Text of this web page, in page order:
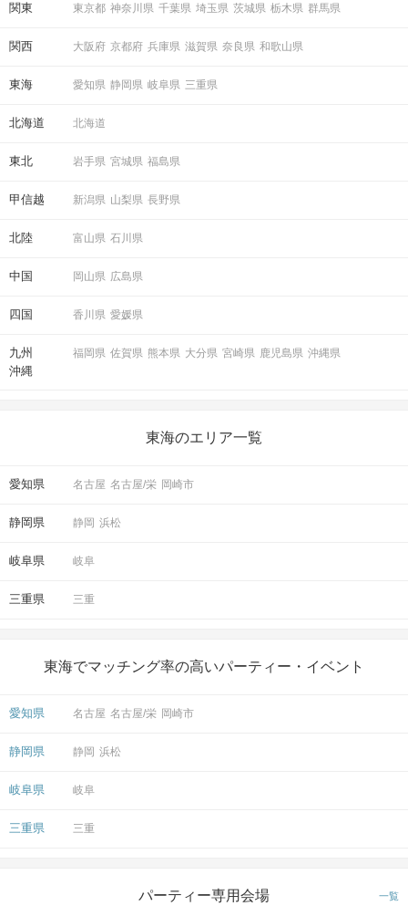
関東 東京都 神奈川県 千葉県 埼玉県 茨城県 栃木県 群馬県
関西 大阪府 京都府 兵庫県 滋賀県 奈良県 和歌山県
東海 愛知県 静岡県 岐阜県 三重県
北海道 北海道
東北 岩手県 宮城県 福島県
甲信越 新潟県 山梨県 長野県
北陸 富山県 石川県
中国 岡山県 広島県
四国 香川県 愛媛県
九州
沖縄
福岡県 佐賀県 熊本県 大分県 宮崎県 鹿児島県 沖縄県
東海のエリア一覧
愛知県 名古屋 名古屋/栄 岡崎市
静岡県 静岡 浜松
岐阜県 岐阜
三重県 三重
東海でマッチング率の高いパーティー・イベント
愛知県 名古屋 名古屋/栄 岡崎市
静岡県 静岡 浜松
岐阜県 岐阜
三重県 三重
パーティー専用会場 一覧